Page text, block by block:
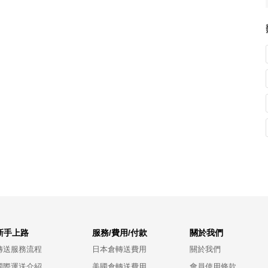
手上路
送服務流程
服務/費用/付款
日本倉轉送費用
關於我們
關於我們